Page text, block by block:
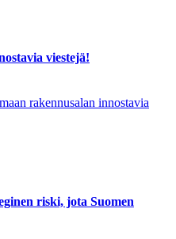
viestejä!
rakennusalan innostavia
riski, jota Suomen